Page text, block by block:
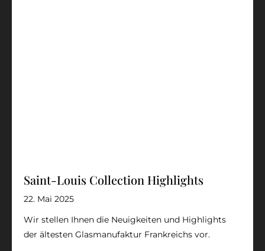
Saint-Louis Collection Highlights
22. Mai 2025
Wir stellen Ihnen die Neuigkeiten und Highlights
der ältesten Glasmanufaktur Frankreichs vor.